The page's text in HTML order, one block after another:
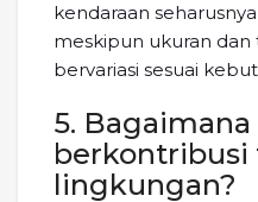
kendaraan
meskipun ukuran
bervariasi sesuai
5.
berkontribusi
lingkungan?